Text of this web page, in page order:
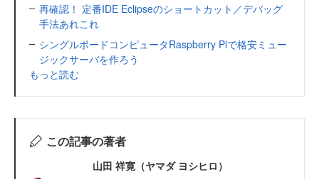
再確認！ 定番IDE Eclipseのショートカット／デバッグ
手法あれこれ
シングルボードコンピュータRaspberry Piで格安ミュー
ジックサーバを作ろう
もっと読む
この記事の著者
山田 祥寛（ヤマダ ヨシヒロ）